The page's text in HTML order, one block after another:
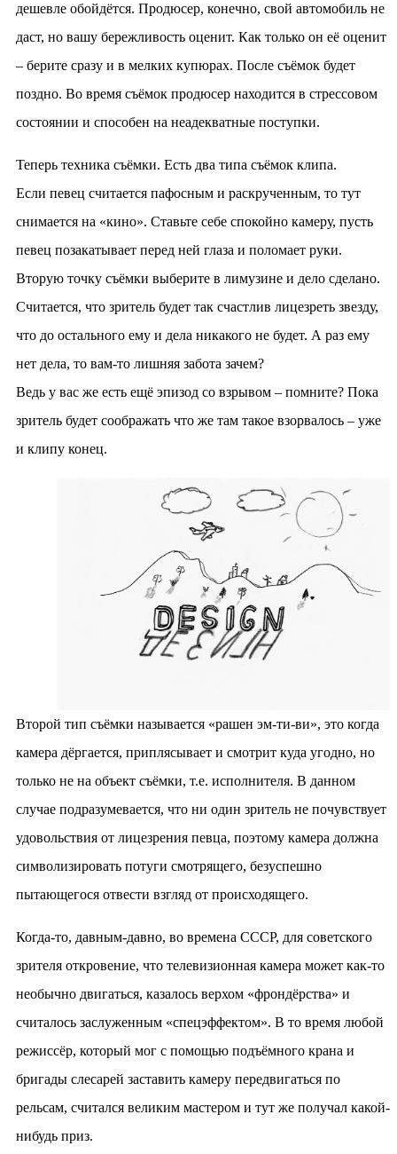
дешевле обойдётся. Продюсер, конечно, свой автомобиль не
даст, но вашу бережливость оценит. Как только он её оценит
– берите сразу и в мелких купюрах. После съёмок будет
поздно. Во время съёмок продюсер находится в стрессовом
состоянии и способен на неадекватные поступки.
Теперь техника съёмки. Есть два типа съёмок клипа.
Если певец считается пафосным и раскрученным, то тут
снимается на «кино». Ставьте себе спокойно камеру, пусть
певец позакатывает перед ней глаза и поломает руки.
Вторую точку съёмки выберите в лимузине и дело сделано.
Считается, что зритель будет так счастлив лицезреть звезду,
что до остального ему и дела никакого не будет. А раз ему
нет дела, то вам-то лишняя забота зачем?
Ведь у вас же есть ещё эпизод со взрывом – помните? Пока
зритель будет соображать что же там такое взорвалось – уже
и клипу конец.
Второй тип съёмки называется «рашен эм-ти-ви», это когда
камера дёргается, приплясывает и смотрит куда угодно, но
только не на объект съёмки, т.е. исполнителя. В данном
случае подразумевается, что ни один зритель не почувствует
удовольствия от лицезрения певца, поэтому камера должна
символизировать потуги смотрящего, безуспешно
пытающегося отвести взгляд от происходящего.
Когда-то, давным-давно, во времена СССР, для советского
зрителя откровение, что телевизионная камера может как-то
необычно двигаться, казалось верхом «фрондёрства» и
считалось заслуженным «спецэффектом». В то время любой
режиссёр, который мог с помощью подъёмного крана и
бригады слесарей заставить камеру передвигаться по
рельсам, считался великим мастером и тут же получал какой-
нибудь приз.